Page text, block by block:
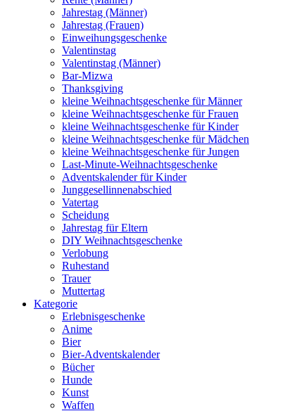
Jahrestag (Männer)
Jahrestag (Frauen)
Einweihungsgeschenke
Valentinstag
Valentinstag (Männer)
Bar-Mizwa
Thanksgiving
kleine Weihnachtsgeschenke für Männer
kleine Weihnachtsgeschenke für Frauen
kleine Weihnachtsgeschenke für Kinder
kleine Weihnachtsgeschenke für Mädchen
kleine Weihnachtsgeschenke für Jungen
Last-Minute-Weihnachtsgeschenke
Adventskalender für Kinder
Junggesellinnenabschied
Vatertag
Scheidung
Jahrestag für Eltern
DIY Weihnachtsgeschenke
Verlobung
Ruhestand
Trauer
Muttertag
Kategorie
Erlebnisgeschenke
Anime
Bier
Bier-Adventskalender
Bücher
Hunde
Kunst
Waffen